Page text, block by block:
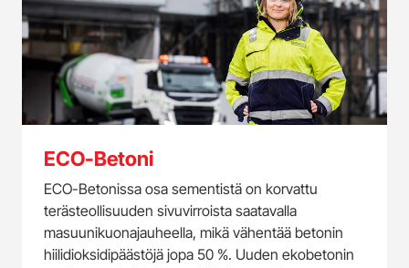
ECO-Betoni
ECO-Betonissa osa sementistä on korvattu
terästeollisuuden sivuvirroista saatavalla
masuunikuonajauheella, mikä vähentää betonin
hiilidioksidipäästöjä jopa 50 %. Uuden ekobetonin